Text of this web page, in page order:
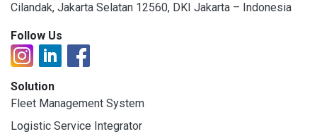
Cilandak, Jakarta Selatan 12560, DKI Jakarta – Indonesia
Follow Us
Solution
Fleet Management System
Logistic Service Integrator